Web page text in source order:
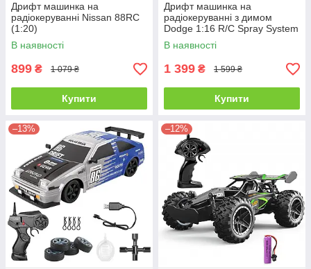
Дрифт машинка на
радіокеруванні Nissan 88RC
(1:20)
В наявності
899 ₴ 1 079 ₴
Купити
Дрифт машинка на
радіокеруванні з димом
Dodge 1:16 R/C Spray System
Drift
В наявності
1 399 ₴ 1 599 ₴
Купити
–13% –12%